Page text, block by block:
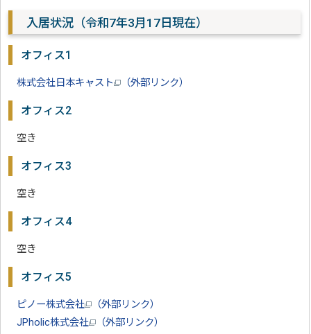
入居状況（令和7年3月17日現在）
オフィス1
株式会社日本キャスト （外部リンク）
オフィス2
空き
オフィス3
空き
オフィス4
空き
オフィス5
ピノー株式会社
（外部リンク）
JPholic株式会社
（外部リンク）